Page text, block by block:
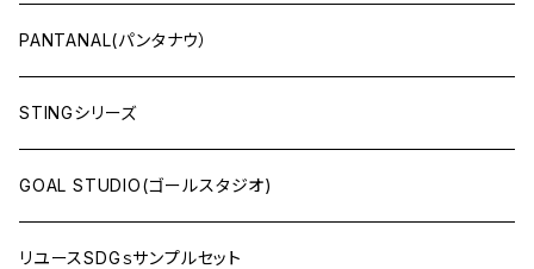
PANTANAL(パンタナウ）
STINGシリーズ
GOAL STUDIO(ゴールスタジオ)
リユースSDGｓサンプルセット